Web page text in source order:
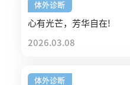
体外诊断
心有光芒，芳华自在!
2026.03.08
体外诊断